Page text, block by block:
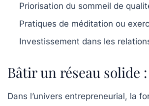
Priorisation du sommeil de
Pratiques de méditation ou
Investissement dans les
Bâtir un réseau solide
Dans l’univers entrepreneurial, la